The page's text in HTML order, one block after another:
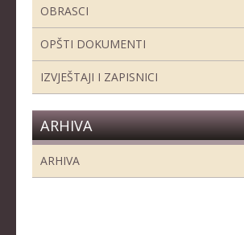
OBRASCI
OPŠTI DOKUMENTI
IZVJEŠTAJI I ZAPISNICI
ARHIVA
ARHIVA